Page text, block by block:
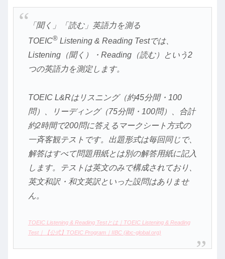
「聞く」「読む」英語力を測る
TOEIC®Listening & Reading Testでは、
Listening（聞く）・Reading（読む）という2
つの英語力を測定します。
TOEIC L&Rはリスニング（約45分間・100
問）、リーディング（75分間・100問）、合計
約2時間で200問に答えるマークシート方式の
一斉客観テストです。出題形式は毎回同じで、
解答はすべて問題用紙とは別の解答用紙に記入
します。テストは英文のみで構成されており、
英文和訳・和文英訳といった設問はありませ
ん。
TOEIC Listening & Reading Testとは｜TOEIC Listening & Reading
Test｜【公式】TOEIC Program｜IIBC (iibc-global.org)